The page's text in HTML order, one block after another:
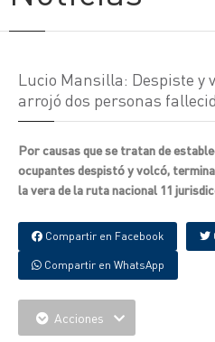
Lucio Mansilla: Despiste y
arrojó dos personas
Por causas que se tratan de
ocupantes despistó y volcó,
la vera de la ruta nacional 11
Compartir en Facebook
Compartir en WhatsApp
Acciones